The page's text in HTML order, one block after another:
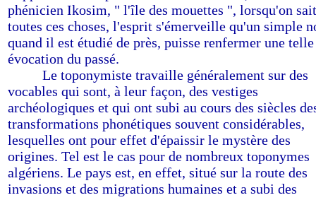
phénicien Ikosim, " l'île des mouettes ", lorsqu'on sait
toutes ces choses, l'esprit s'émerveille qu'un simple
quand il est étudié de près, puisse renfermer une telle
évocation du passé.
Le toponymiste travaille généralement sur des
vocables qui sont, à leur façon, des vestiges
archéologiques et qui ont subi au cours des siècles
transformations phonétiques souvent considérables,
lesquelles ont pour effet d'épaissir le mystère des
origines. Tel est le cas pour de nombreux toponymes
algériens. Le pays est, en effet, situé sur la route des
invasions et des migrations humaines et a subi des